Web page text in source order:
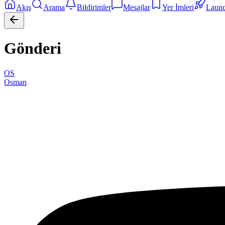
Akış Arama Bildirimler Mesajlar Yer İmleri
Gönderi
OS
Osman